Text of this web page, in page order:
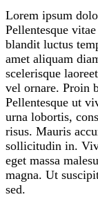
Lorem ipsum
Pellentesque
blandit luctus
amet aliquam
scelerisque
vel ornare. Proin
Pellentesque ut
urna lobortis,
risus. Mauris
sollicitudin in.
eget massa
magna. Ut
sed.